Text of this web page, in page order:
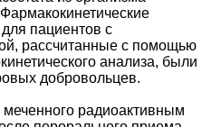
пациентов с
рассчитанные с помощью
анализа, были
добровольцев.
радиоактивным